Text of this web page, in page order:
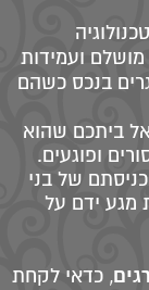
ועמידות
בנכס כשהם
אל ביתכם שהוא
ופוגעים.
של בני
מגע ידם על
, כדאי לקחת